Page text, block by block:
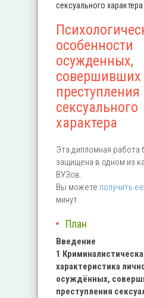
сексуального характера
особенности
осужденных,
совершивших
преступления
сексуального
характера
Эта дипломная
защищена в одном из
ВУЗов.
Вы можете получить ее
минут.
План
Введение
1
характеристика
осуждённых,
преступления